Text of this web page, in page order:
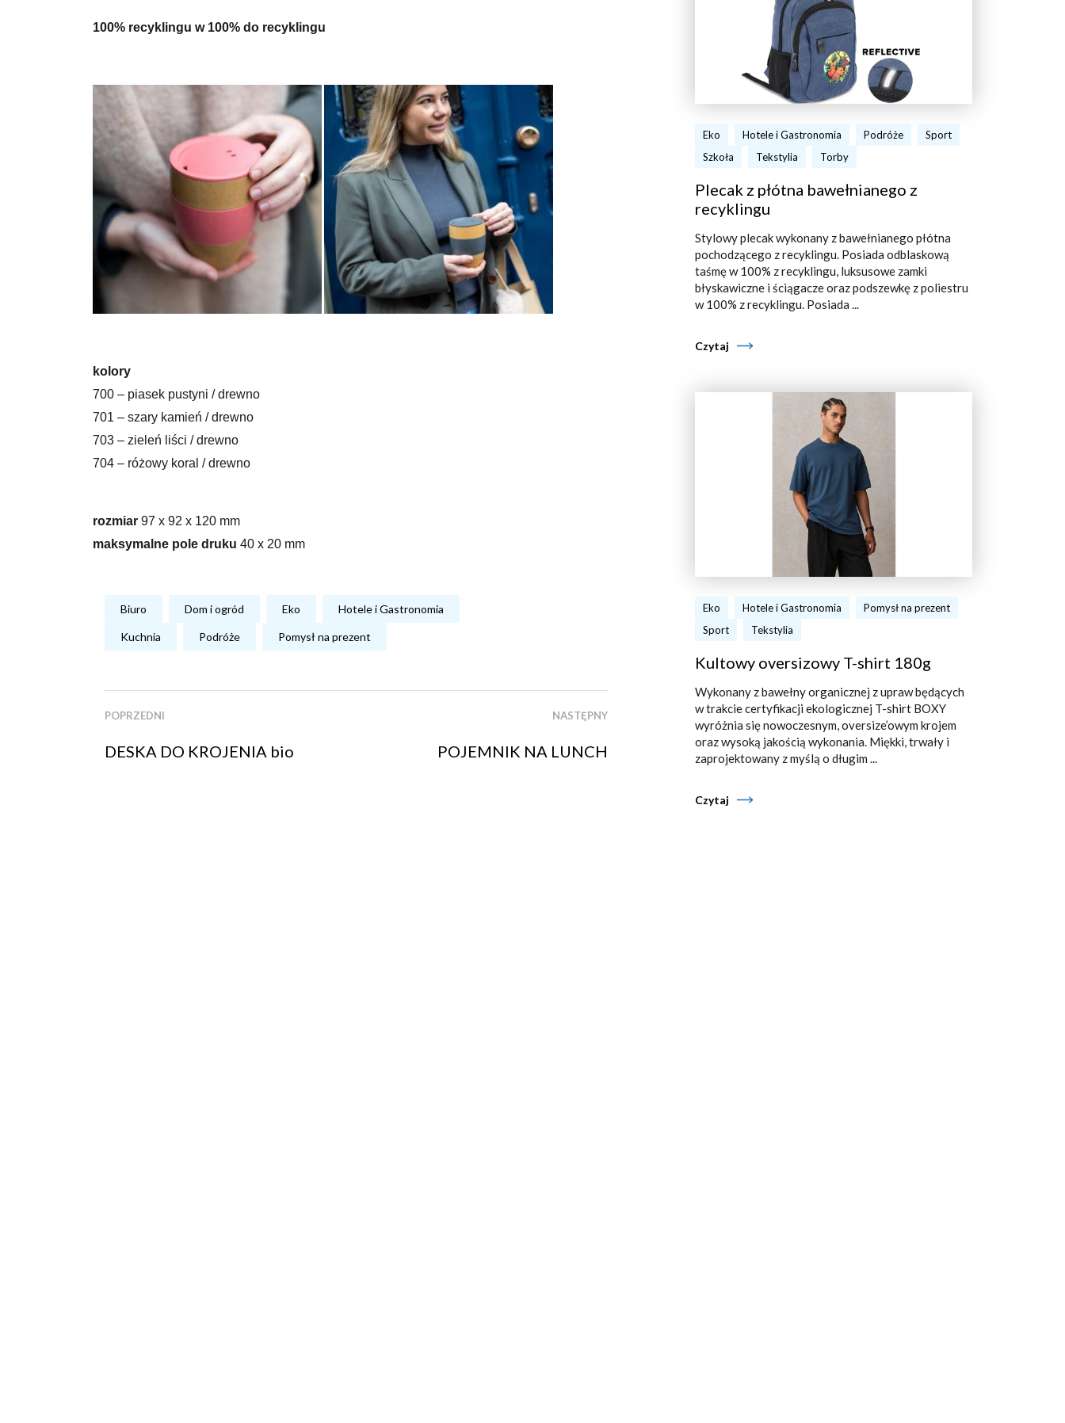
100% recyklingu w 100% do recyklingu
kolory
700 – piasek pustyni / drewno
701 – szary kamień / drewno
703 – zieleń liści / drewno
704 – różowy koral / drewno
rozmiar 97 x 92 x 120 mm
maksymalne pole druku 40 x 20 mm
Biuro Dom i ogród Eko Hotele i Gastronomia
Kuchnia Podróże Pomysł na prezent
POPRZEDNI
DESKA DO KROJENIA bio
NASTĘPNY
POJEMNIK NA LUNCH
Eko Hotele i Gastronomia Podróże
Sport
Szkoła
Tekstylia Torby
Plecak z płótna bawełnianego z
recyklingu
Stylowy plecak wykonany z bawełnianego płótna
pochodzącego z recyklingu. Posiada odblaskową
taśmę w 100% z recyklingu, luksusowe zamki
błyskawiczne i ściągacze oraz podszewkę z poliestru
w 100% z recyklingu. Posiada ...
Czytaj
Eko Hotele i Gastronomia
Pomysł na prezent
Sport
Tekstylia
Kultowy oversizowy T-shirt 180g
Wykonany z bawełny organicznej z upraw będących
w trakcie certyfikacji ekologicznej T-shirt BOXY
wyróżnia się nowoczesnym, oversize’owym krojem
oraz wysoką jakością wykonania. Miękki, trwały i
zaprojektowany z myślą o długim ...
Czytaj